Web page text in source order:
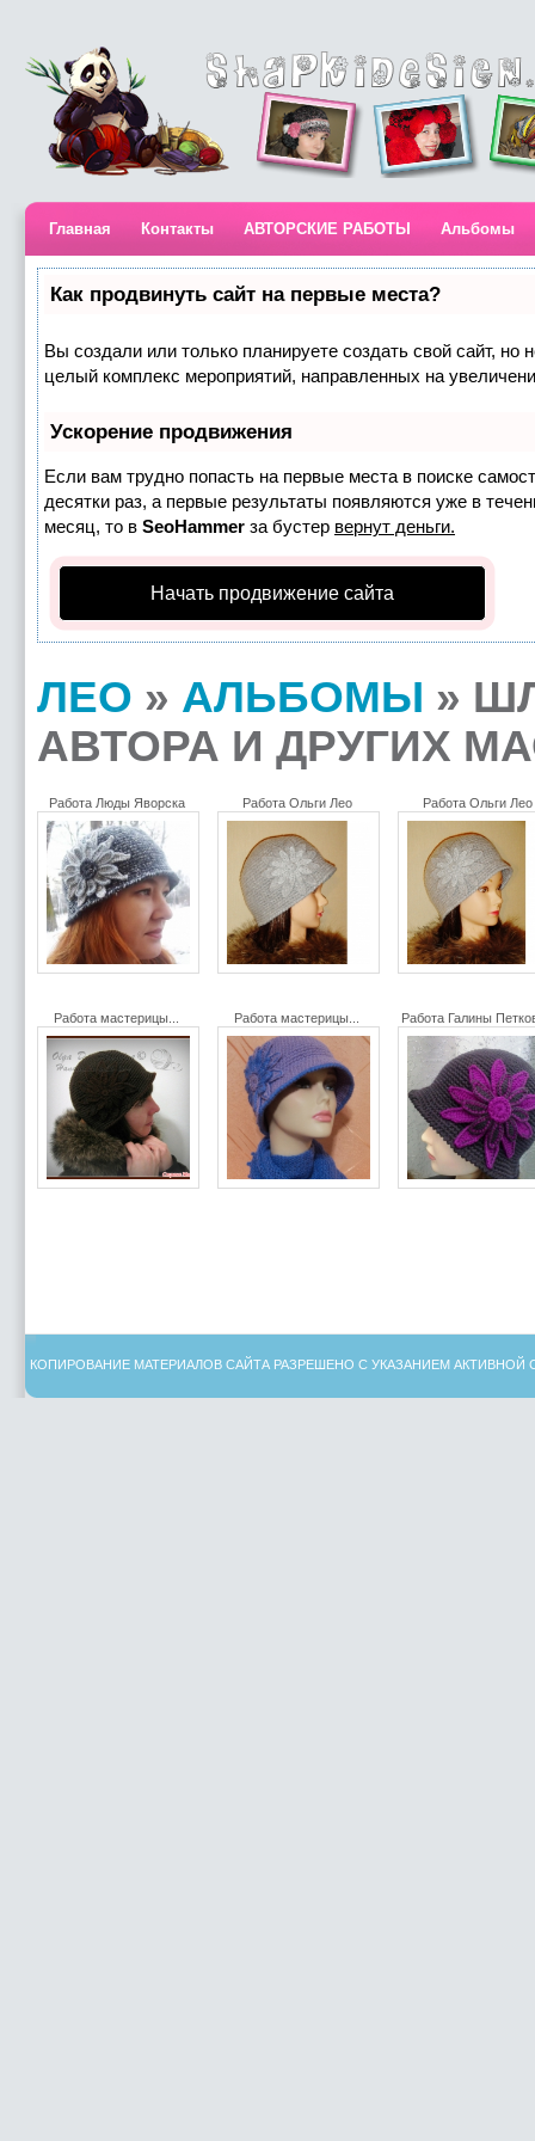
Главная Контакты АВТОРСКИЕ РАБОТЫ Альбомы
Как продвинуть сайт на первые места?
Вы создали или только планируете создать свой сайт, но
целый комплекс мероприятий, направленных на
Ускорение продвижения
Если вам трудно попасть на первые места в поиске
десятки раз, а первые результаты появляются уже в
месяц, то в SeoHammer за бустер вернут деньги.
Начать продвижение сайта
ЛЕО » АЛЬБОМЫ »
АВТОРА И ДРУГИХ
Работа Люды Яворска Работа Ольги Лео Работа Ольги Лео
Работа мастерицы... Работа мастерицы... Работа Галины
КОПИРОВАНИЕ МАТЕРИАЛОВ САЙТА РАЗРЕШЕНО С УКАЗАНИЕМ АКТИВНОЙ